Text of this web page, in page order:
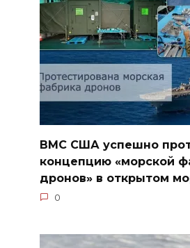
ВМС США успешно
концепцию «морской
дронов» в открытом
0